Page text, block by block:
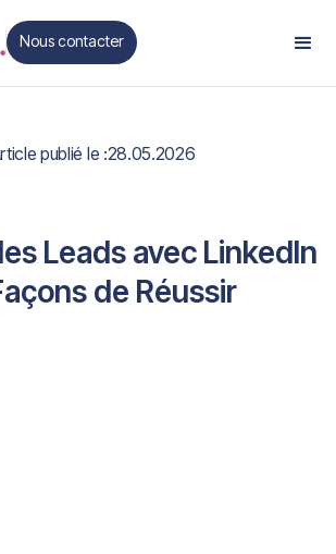
Nous contacter
Contact
publié le :28.05.2026
Leads avec LinkedIn
de Réussir